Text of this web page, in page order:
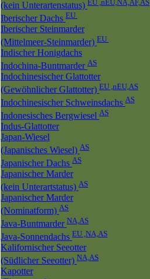
(kein Unterartenstatus) EU ,nEU,NA,AF,AS
Iberischer Dachs EU
Iberischer Steinmarder
(Mittelmeer-Steinmarder) EU
Indischer Honigdachs
Indochina-Buntmarder AS
Indochinesischer Glattotter
(Gewöhnlicher Glattotter) EU ,nEU,AS
Indochinesischer Schweinsdachs AS
Indonesisches Bergwiesel AS
Indus-Glattotter
Japan-Wiesel
(Japanisches Wiesel) AS
Japanischer Dachs AS
Japanischer Marder
(kein Unterartstatus) AS
Japanischer Marder
(Nominatform) AS
Java-Buntmarder NA,AS
Java-Sonnendachs EU ,NA,AS
Kalifornischer Seeotter
(Südlicher Seeotter) NA,AS
Kapotter